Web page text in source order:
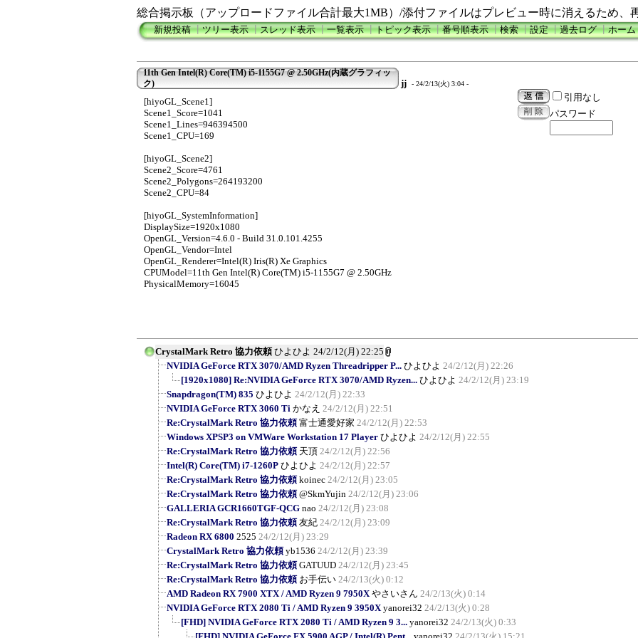
総合掲示板（アップロードファイル合計最大1MB）/添付ファイルはプレビュー時に消えるため、
新規投稿┃ツリー表示┃スレッド表示┃一覧表示┃トピック表示┃番号順表示┃検索┃設定┃過去ログ┃ホーム
11th Gen Intel(R) Core(TM) i5-1155G7 @ 2.50GHz(内蔵グラフィッ
ク)
jj - 24/2/13(火) 3:04 -
[hiyoGL_Scene1]
Scene1_Score=1041
Scene1_Lines=946394500
Scene1_CPU=169
[hiyoGL_Scene2]
Scene2_Score=4761
Scene2_Polygons=264193200
Scene2_CPU=84
[hiyoGL_SystemInformation]
DisplaySize=1920x1080
OpenGL_Version=4.6.0 - Build 31.0.101.4255
OpenGL_Vendor=Intel
OpenGL_Renderer=Intel(R) Iris(R) Xe Graphics
CPUModel=11th Gen Intel(R) Core(TM) i5-1155G7 @ 2.50GHz
PhysicalMemory=16045
引用なし
パスワード
CrystalMark Retro 協力依頼 ひよひよ 24/2/12(月) 22:25
NVIDIA GeForce RTX 3070/AMD Ryzen Threadripper P... ひよひよ 24/2/12(月) 22:26
[1920x1080] Re:NVIDIA GeForce RTX 3070/AMD Ryzen... ひよひよ 24/2/12(月) 23:19
Snapdragon(TM) 835 ひよひよ 24/2/12(月) 22:33
NVIDIA GeForce RTX 3060 Ti かなえ 24/2/12(月) 22:51
Re:CrystalMark Retro 協力依頼 富士通愛好家 24/2/12(月) 22:53
Windows XPSP3 on VMWare Workstation 17 Player ひよひよ 24/2/12(月) 22:55
Re:CrystalMark Retro 協力依頼 天頂 24/2/12(月) 22:56
Intel(R) Core(TM) i7-1260P ひよひよ 24/2/12(月) 22:57
Re:CrystalMark Retro 協力依頼 koinec 24/2/12(月) 23:05
Re:CrystalMark Retro 協力依頼 @SkmYujin 24/2/12(月) 23:06
GALLERIA GCR1660TGF-QCG nao 24/2/12(月) 23:08
Re:CrystalMark Retro 協力依頼 友紀 24/2/12(月) 23:09
Radeon RX 6800 2525 24/2/12(月) 23:29
CrystalMark Retro 協力依頼 yb1536 24/2/12(月) 23:39
Re:CrystalMark Retro 協力依頼 GATUUD 24/2/12(月) 23:45
Re:CrystalMark Retro 協力依頼 お手伝い 24/2/13(火) 0:12
AMD Radeon RX 7900 XTX / AMD Ryzen 9 7950X やさいさん 24/2/13(火) 0:14
NVIDIA GeForce RTX 2080 Ti / AMD Ryzen 9 3950X yanorei32 24/2/13(火) 0:28
[FHD] NVIDIA GeForce RTX 2080 Ti / AMD Ryzen 9 3... yanorei32 24/2/13(火) 0:33